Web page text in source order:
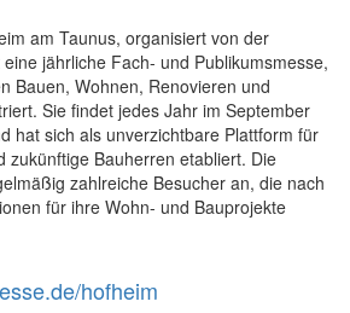
am Taunus, organisiert von der
jährliche Fach- und Publikumsmesse,
Bauen, Wohnen, Renovieren und
Sie findet jedes Jahr im September
hat sich als unverzichtbare Plattform für
zukünftige Bauherren etabliert. Die
zahlreiche Besucher an, die nach
für ihre Wohn- und Bauprojekte
hofheim